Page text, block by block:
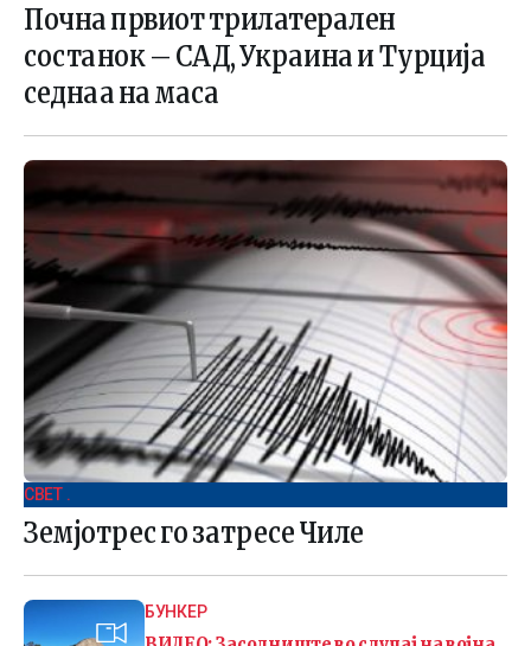
Почна првиот трилатерален
состанок – САД, Украина и Турција
седнаа на маса
СВЕТ .
Земјотрес го затресе Чиле
БУНКЕР